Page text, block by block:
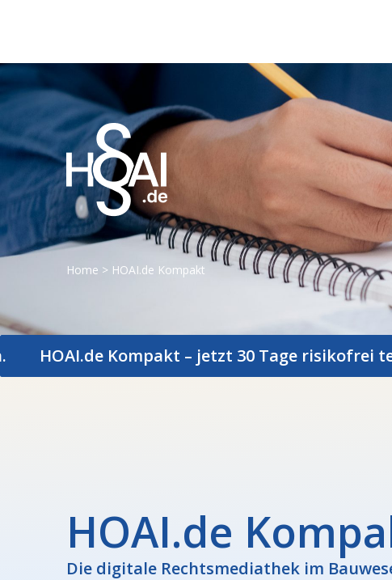
Home > HOAI.de Kompakt
Kompakt – jetzt 30 Tage risikofrei testen.
HOAI.de
Die digitale Rechtsmediathek im